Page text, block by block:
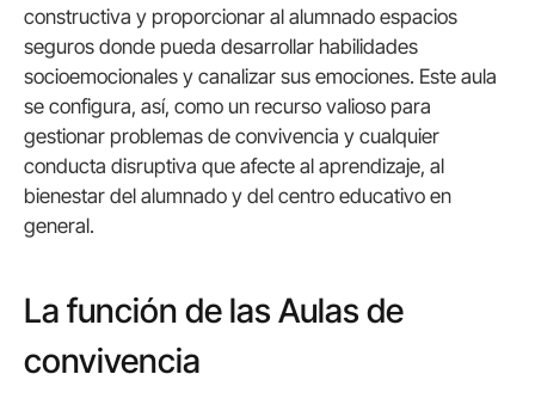
constructiva y proporcionar al alumnado espacios
seguros donde pueda desarrollar habilidades
socioemocionales y canalizar sus emociones. Este aula
se configura, así, como un recurso valioso para
gestionar problemas de convivencia y cualquier
conducta disruptiva que afecte al aprendizaje, al
bienestar del alumnado y del centro educativo en
general.
La función de las Aulas de
convivencia